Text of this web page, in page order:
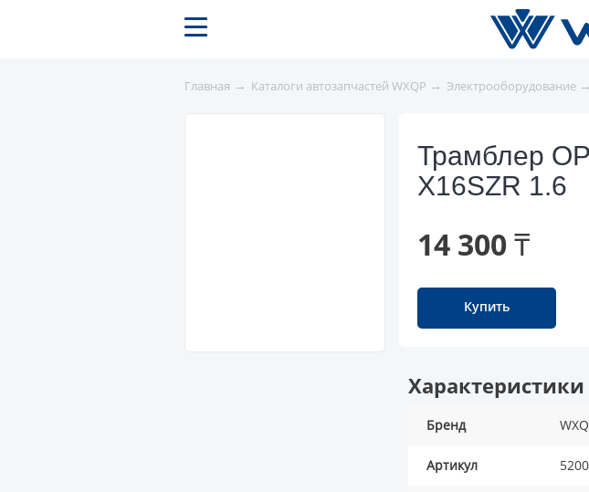
Главная → Каталоги автозапчастей WXQP → Электрооборудование →
Трамблер
X16SZR 1.6
14 300 ₸
Купить
Характеристики
Бренд
Артикул